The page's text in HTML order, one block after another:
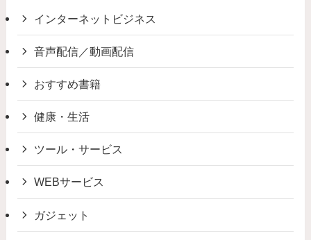
インターネットビジネス
音声配信／動画配信
おすすめ書籍
健康・生活
ツール・サービス
WEBサービス
ガジェット